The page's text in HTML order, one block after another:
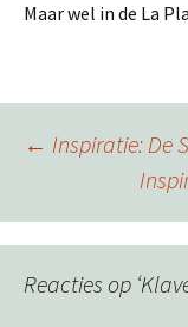
Maar wel in de La
← Inspiratie: De
Reacties op